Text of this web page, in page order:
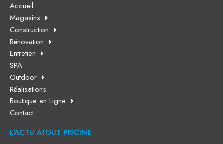
Accueil
Magasins
Construction
Rénovation
Entretien
SPA
Outdoor
Réalisations
Boutique en Ligne
Contact
L'ACTU ATOUT PISCINE